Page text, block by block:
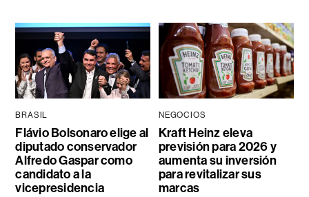
BRASIL
Flávio Bolsonaro elige al
diputado conservador
Alfredo Gaspar como
candidato a la
vicepresidencia
NEGOCIOS
Kraft Heinz eleva
previsión para 2026 y
aumenta su inversión
para revitalizar sus
marcas